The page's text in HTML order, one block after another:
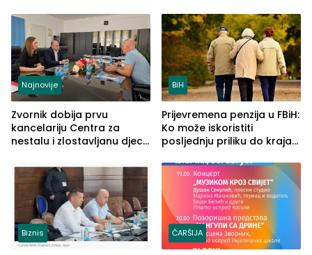
vidljive na njima
ljeta (FOTO)
Najnovije
Zvornik dobija prvu
kancelariju Centra za
nestalu i zlostavljanu djecu
BiH
Prijevremena penzija u FBiH:
Ko može iskoristiti
posljednju priliku do kraja
Biznis ČARŠIJA